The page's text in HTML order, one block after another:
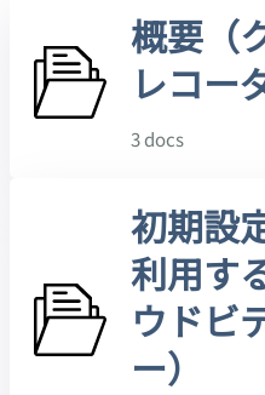
概要（
レコー
3 docs
初期設
利用す
ウドビ
ー）